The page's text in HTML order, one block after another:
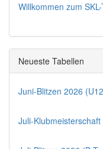
Willkommen zum
Neueste Tabellen
Juni-Blitzen 2026
Juli-Klubmeisterschaft